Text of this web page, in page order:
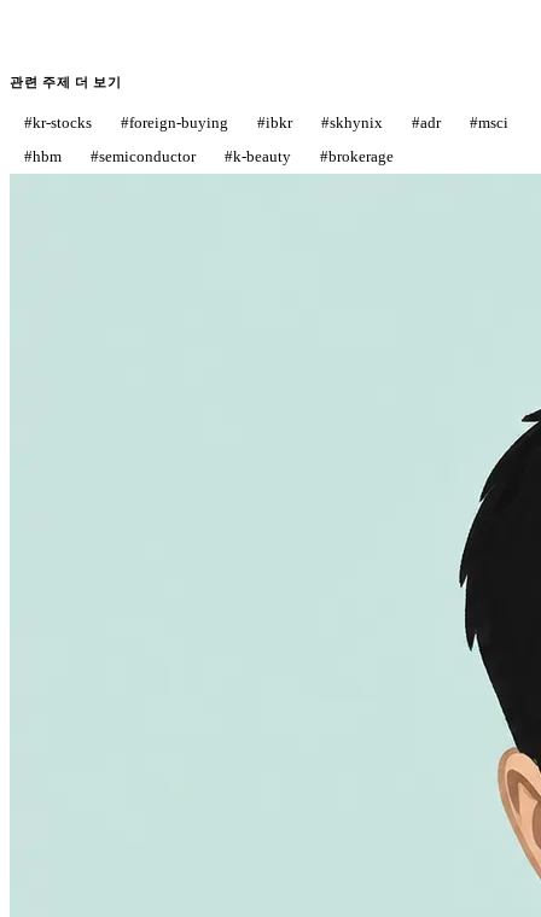
관련 주제 더 보기
#kr-stocks #foreign-buying #ibkr #skhynix #adr #msci
#hbm #semiconductor #k-beauty #brokerage